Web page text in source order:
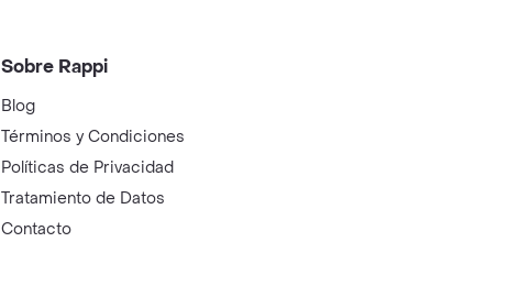
Sobre Rappi
Blog
Términos y Condiciones
Políticas de Privacidad
Tratamiento de Datos
Contacto